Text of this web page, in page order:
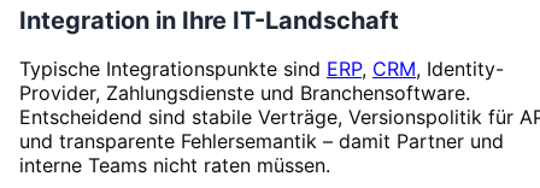
Integration in Ihre IT-Landschaft
Typische Integrationspunkte sind ERP, CRM, Identity-
Provider, Zahlungsdienste und Branchensoftware.
Entscheidend sind stabile Verträge, Versionspolitik für
und transparente Fehlersemantik – damit Partner und
interne Teams nicht raten müssen.